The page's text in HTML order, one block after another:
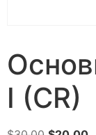
I (CR)